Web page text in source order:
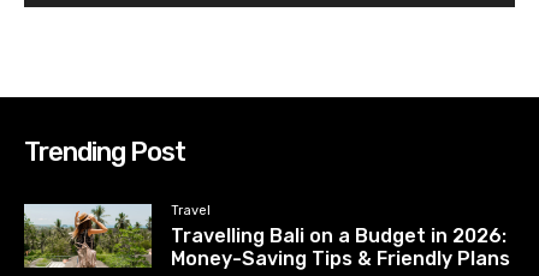
Trending Post
Travel
Travelling Bali on a Budget in 2026:
Money-Saving Tips & Friendly Plans